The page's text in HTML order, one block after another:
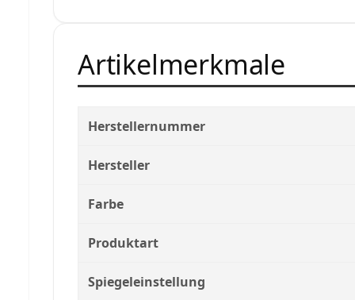
Artikelmerkmale
Herstellernummer
Hersteller
Farbe
Produktart
Spiegeleinstellung